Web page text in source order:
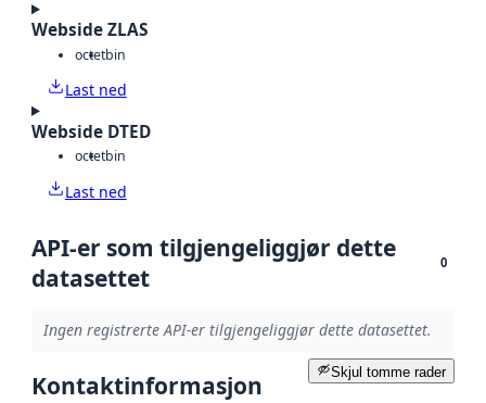
Webside ZLAS
octetbin
Last ned
Webside DTED
octetbin
Last ned
API-er som tilgjengeliggjør dette
datasettet
0
Ingen registrerte API-er tilgjengeliggjør dette datasettet.
Skjul tomme rader
Kontaktinformasjon